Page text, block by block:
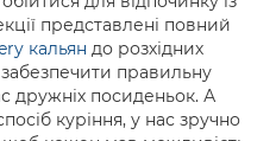
представлені повний
кальян до розхідних
правильну
дружніх посиденьок. А
куріння, у нас зручно